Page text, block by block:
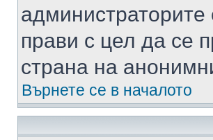
администраторите
прави с цел да се
страна на
Върнете се в началото